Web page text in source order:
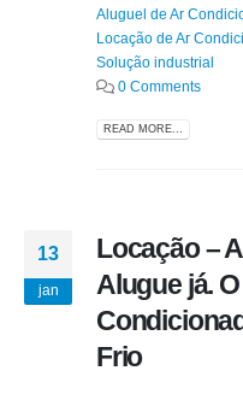
Aluguel de Ar
Locação de Ar
Solução industrial
0 Comments
READ MORE...
13
jan
Locação –
Alugue já.
Frio